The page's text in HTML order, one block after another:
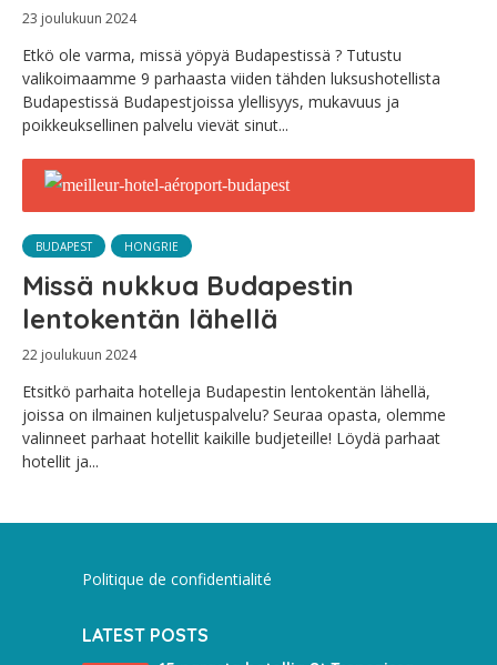
23 joulukuun 2024
Etkö ole varma, missä yöpyä Budapestissä ? Tutustu
valikoimaamme 9 parhaasta viiden tähden luksushotellista
Budapestissä Budapestjoissa ylellisyys, mukavuus ja
poikkeuksellinen palvelu vievät sinut...
BUDAPEST HONGRIE
Missä nukkua Budapestin
lentokentän lähellä
22 joulukuun 2024
Etsitkö parhaita hotelleja Budapestin lentokentän lähellä,
joissa on ilmainen kuljetuspalvelu? Seuraa opasta, olemme
valinneet parhaat hotellit kaikille budjeteille! Löydä parhaat
hotellit ja...
Politique de confidentialité
LATEST POSTS